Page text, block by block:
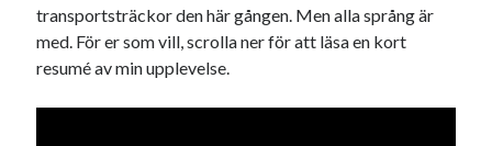
november 2023
oktober 2023
september 2023
transportsträckor den här gången. Men alla språng är
med. För er som vill, scrolla ner för att läsa en kort
resumé av min upplevelse.